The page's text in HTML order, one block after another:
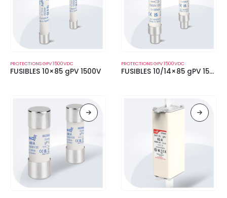
PROTECTIONS GPV 1500VDC
FUSIBLES 10×85 gPV 1500V
PROTECTIONS GPV 1500VDC
FUSIBLES 10/14×85 gPV 1500V